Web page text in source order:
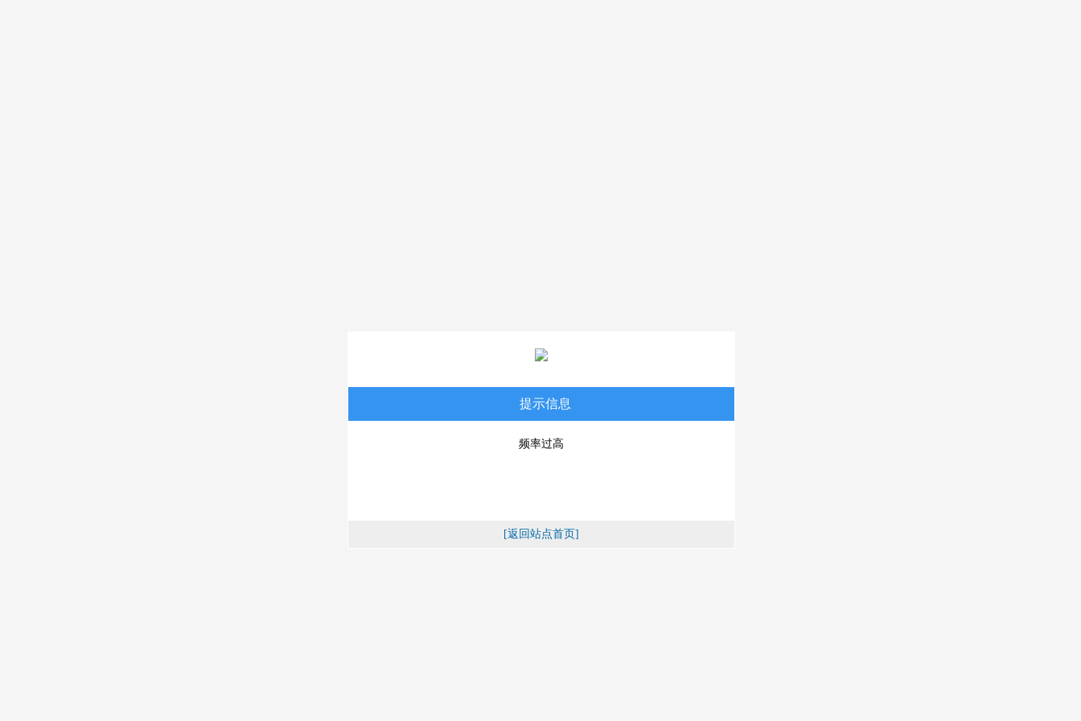
提示信息
频率过高
[返回站点首页]